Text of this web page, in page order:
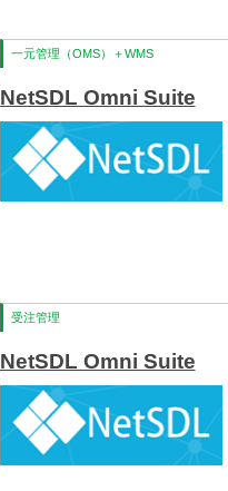
一元管理（OMS）＋WMS
NetSDL Omni Suite
受注管理
NetSDL Omni Suite